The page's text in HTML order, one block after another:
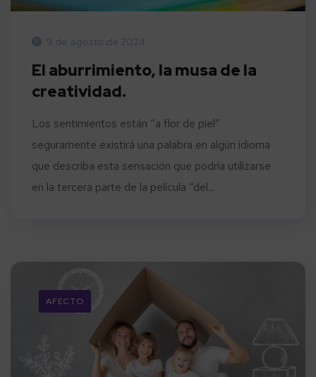
9 de agosto de 2024
El aburrimiento, la musa de la
creatividad.
Los sentimientos están “a flor de piel”
seguramente existirá una palabra en algún idioma
que describa esta sensación que podría utilizarse
en la tercera parte de la película “del...
AFECTO